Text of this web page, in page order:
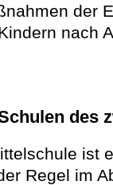
der
nach
des
ist
Regel im